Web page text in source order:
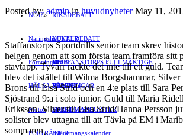
RIKSDEBATT
LOKALDEBATT
STAFFANSTORPS FULLMÄKTIGE
VAL 2014
NÖJE
KULTUR
Mat
RESOR
EVENEMANG
Evenemangskalender
Näringsliv
JOBB
HANDEL
FÖRETAGSREGISTER
Föreningsliv
FÖRENINGAR
SPORT
DJUR
HÄLSA
Motor
PORTRÄTT
Posted by: admininhuvudnyheter May 11,
Staffanstorps Sportdrills senior team skrev
helgen genom att som första team framföra sitt
stavtapp. Tyvärr räckte det inte till ett guld.
blev det istället till Wilma Borgshammar, Silver
Brons till Lisa Strid och en 4:e plats till Sara
Sjöstrand 9:a i solo junior. Guld till Maria
Eriksson. Silver till Lisa Strid/Hanna Persson
solister blev uttagna till att Tävla på EM i
sommaren